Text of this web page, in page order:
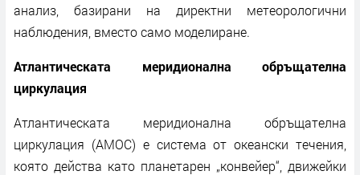
анализ, базирани на директни метеорологични
наблюдения, вместо само моделиране.
Атлантическата меридионална обръщателна
циркулация
Атлантическата меридионална обръщателна
циркулация (AMOC) е система от океански течения,
която действа като планетарен „конвейер“, движейки